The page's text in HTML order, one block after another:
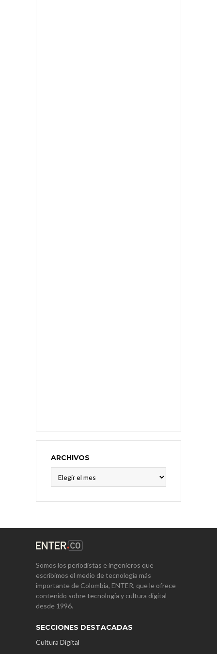
ARCHIVOS
Somos los periodistas e ingenieros que
escribimos el medio de tecnología más
importante de Colombia, ENTER, que le ofrece
contenido sobre tecnología y cultura digital
desde 1996.
SECCIONES DESTACADAS
Cultura Digital